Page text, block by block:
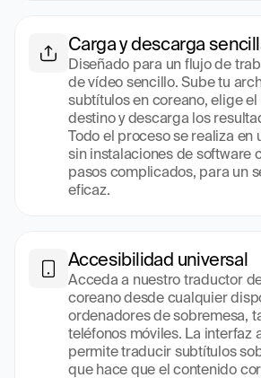
Carga y descarga
Diseñado para un flujo de
de vídeo sencillo. Sube tu
subtítulos en coreano, elige
destino y descarga los
Todo el proceso se realiza en
sin instalaciones de software
pasos complicados, para un
eficaz.
Accesibilidad universal
Acceda a nuestro traductor
coreano desde cualquier
ordenadores de sobremesa,
teléfonos móviles. La interfaz
permite traducir subtítulos
que hace que el contenido